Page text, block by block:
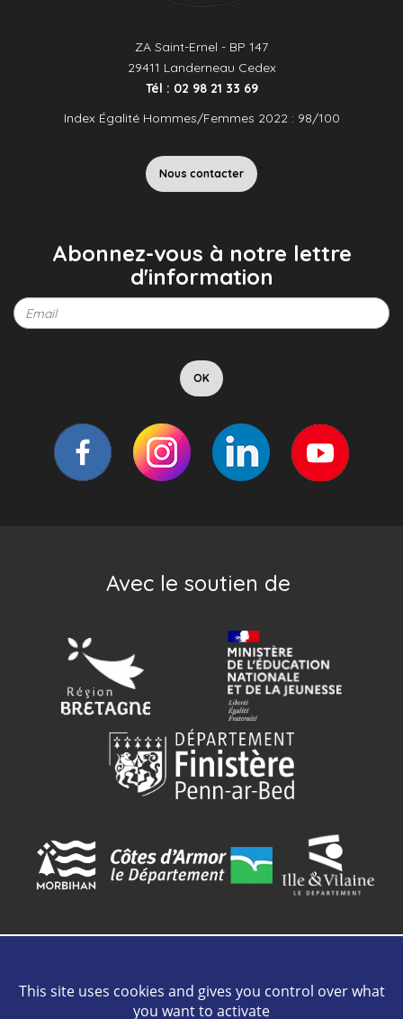
ZA Saint-Ernel - BP 147
29411 Landerneau Cedex
Tél : 02 98 21 33 69
Index Égalité Hommes/Femmes 2022 : 98/100
Nous contacter
Abonnez-vous à notre lettre
d'information
Avec le soutien de
Contact Plan de site Mentions légales Cookies
Crédits
Intranet
This site uses cookies and gives you control over what
you want to activate